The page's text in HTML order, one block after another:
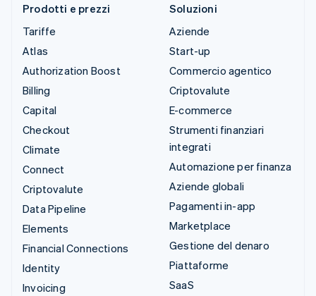
Prodotti e prezzi
Tariffe
Atlas
Authorization Boost
Billing
Capital
Checkout
Climate
Connect
Criptovalute
Data Pipeline
Elements
Financial Connections
Identity
Invoicing
Soluzioni
Aziende
Start-up
Commercio agentico
Criptovalute
E-commerce
Strumenti finanziari
integrati
Automazione per finanza
Aziende globali
Pagamenti in-app
Marketplace
Gestione del denaro
Piattaforme
SaaS